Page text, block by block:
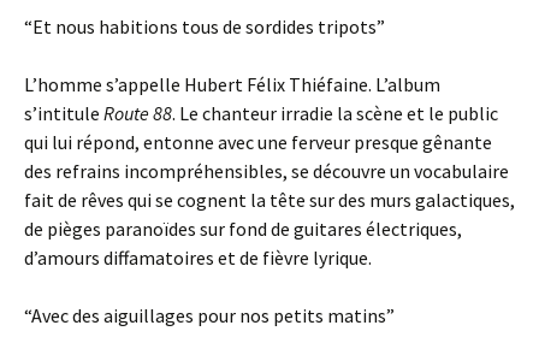
“Et nous habitions tous de sordides tripots”
L’homme s’appelle Hubert Félix Thiéfaine. L’album
s’intitule Route 88. Le chanteur irradie la scène et le public
qui lui répond, entonne avec une ferveur presque gênante
des refrains incompréhensibles, se découvre un vocabulaire
fait de rêves qui se cognent la tête sur des murs galactiques,
de pièges paranoïdes sur fond de guitares électriques,
d’amours diffamatoires et de fièvre lyrique.
“Avec des aiguillages pour nos petits matins”